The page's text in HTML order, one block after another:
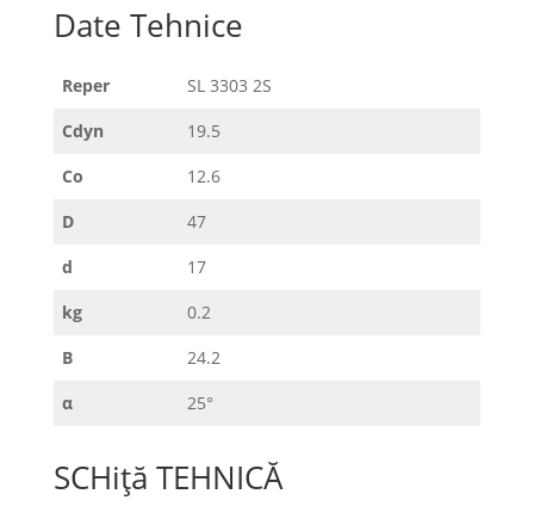
Date Tehnice
Reper
SL 3303 2S
Cdyn
19.5
Co
12.6
D
47
d
17
kg
0.2
B
24.2
α
25°
SCHiță TEHNICĂ